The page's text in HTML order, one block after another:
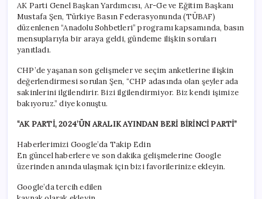
masadaki
son
oy
oranı…
AK Parti Genel Başkan Yardımcısı, Ar-Ge ve Eğitim Başkanı
Mustafa Şen, Türkiye Basın Federasyonunda (TÜBAF)
düzenlenen “Anadolu Sohbetleri” programı kapsamında, basın
mensuplarıyla bir araya geldi, gündeme ilişkin soruları
yanıtladı.
CHP’de yaşanan son gelişmeler ve seçim anketlerine ilişkin
değerlendirmesi sorulan Şen, “CHP adasında olan şeyler ada
sakinlerini ilgilendirir. Bizi ilgilendirmiyor. Biz kendi işimize
bakıyoruz.” diye konuştu.
“AK PARTİ, 2024’ÜN ARALIK AYINDAN BERİ BİRİNCİ PARTİ”
Haberlerimizi Google’da Takip Edin
En güncel haberlere ve son dakika gelişmelerine Google
üzerinden anında ulaşmak için bizi favorilerinize ekleyin.
Google’da tercih edilen